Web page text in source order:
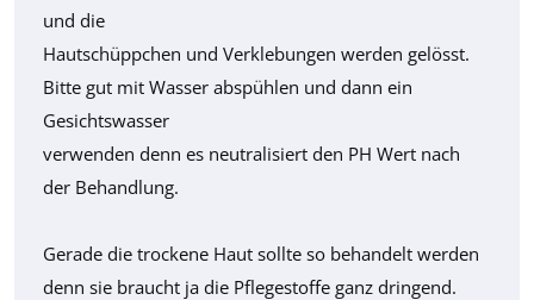
und die
Hautschüppchen und Verklebungen werden gelösst.
Bitte gut mit Wasser abspühlen und dann ein
Gesichtswasser
verwenden denn es neutralisiert den PH Wert nach
der Behandlung.
Gerade die trockene Haut sollte so behandelt werden
denn sie braucht ja die Pflegestoffe ganz dringend.